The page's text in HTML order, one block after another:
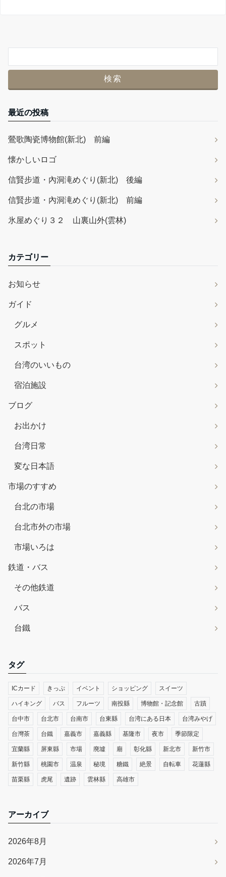
最近の投稿
鶯歌陶瓷博物館(新北) 前編
懐かしいロゴ
信賢步道・內洞滝めぐり(新北) 後編
信賢步道・內洞滝めぐり(新北) 前編
氷屋めぐり３２ 山裏山外(雲林)
カテゴリー
お知らせ
ガイド
グルメ
スポット
台湾のいいもの
宿泊施設
ブログ
お出かけ
台湾日常
変な日本語
市場のすすめ
台北の市場
台北市外の市場
市場いろは
鉄道・バス
その他鉄道
バス
台鐵
タグ
ICカード きっぷ イベント ショッピング スイーツ
ハイキング バス フルーツ 南投縣 博物館・記念館 古蹟
台中市 台北市 台南市 台東縣 台湾にある日本 台湾みやげ
台灣茶 台鐵 嘉義市 嘉義縣 基隆市 夜市 季節限定
宜蘭縣 屏東縣 市場 廃墟 廟 彰化縣 新北市 新竹市
新竹縣 桃園市 温泉 秘境 糖鐵 絶景 自転車 花蓮縣
苗栗縣 虎尾 遺跡 雲林縣 高雄市
アーカイブ
2026年8月
2026年7月